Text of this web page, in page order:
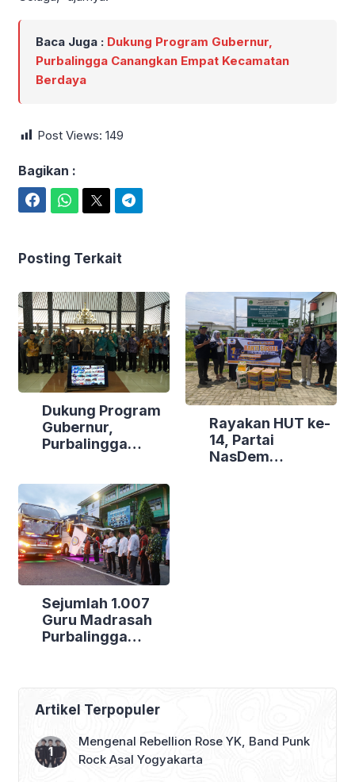
Baca Juga : Dukung Program Gubernur,
Purbalingga Canangkan Empat Kecamatan
Berdaya
Post Views: 149
Bagikan :
Posting Terkait
Dukung Program
Gubernur,
Purbalingga
Kecamatan
Berdaya
Rayakan HUT ke-
14, Partai
NasDem
Sejumlah 1.007
Guru Madrasah
Purbalingga
Purbalingga Beri
Dukungan Penuh
Artikel Terpopuler
Mengenal Rebellion Rose YK, Band Punk
Rock Asal Yogyakarta